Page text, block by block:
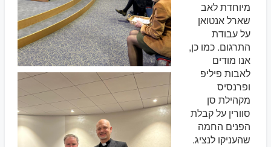
מיוחדת לאב
שארל אנטואן
על עבודת
התרגום. כמו כן,
אנו מודים
לאבות פיליפ
ופרנסיס
מקהילת סן
סוורין על קבלת
הפנים החמה
שהעניקו לנציג.